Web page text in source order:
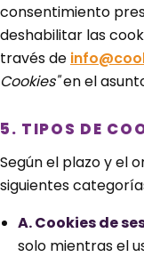
consentimiento
deshabilitar las
través de
Cookies"en el
5. TIPOS DE
Según el plazo y el
siguientes
A. Cookies de
solo mientras el